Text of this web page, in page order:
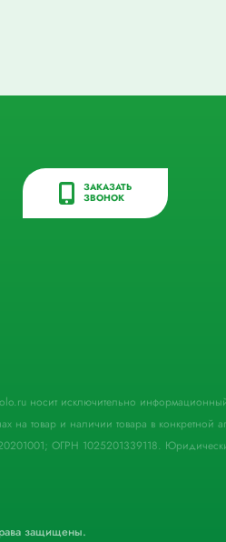
ЗАКАЗАТЬ
ЗВОНОК
носит исключительно
и наличии товара в конкретной
ОГРН 1025201339118.
защищены.